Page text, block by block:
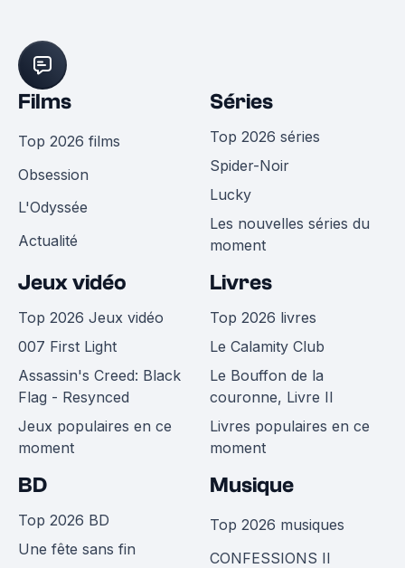
Films
Top 2026 films
Obsession
L'Odyssée
Actualité
Séries
Top 2026 séries
Spider-Noir
Lucky
Les nouvelles séries du
moment
Jeux vidéo
Top 2026 Jeux vidéo
007 First Light
Assassin's Creed: Black
Flag - Resynced
Jeux populaires en ce
moment
Livres
Top 2026 livres
Le Calamity Club
Le Bouffon de la
couronne, Livre II
Livres populaires en ce
moment
BD
Top 2026 BD
Une fête sans fin
Musique
Top 2026 musiques
CONFESSIONS II